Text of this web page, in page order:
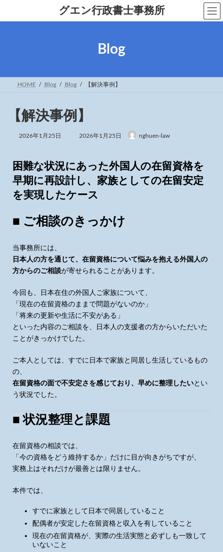
グエン行政書士事務所
Blog
HOME Blog Blog 【解決事例】
【解決事例】
2026年1月25日 2026年1月25日 nghuen-law
困難な状況にあった外国人の在留資格を
早期に再設計し、家族としての在留安定
を実現したケース
■ ご相談のきっかけ
当事務所には、
日本人の方を通じて、在留資格について悩みを抱える外国人の
方からのご相談が寄せられることがあります。
今回も、日本在住の外国人ご家族について、
「現在の在留資格のままで問題がないのか」
「将来の更新や生活に不安がある」
といった内容のご相談を、日本人の支援者の方からいただいた
ことがきっかけでした。
ご本人としては、すでに日本で家族と同居し生活しているもの
の、
在留資格の面で不安定さを感じており、早めに整理したいとい
う状況でした。
■ 状況整理と課題
在留資格の相談では、
「今の資格をどう維持するか」だけに目が向きがちですが、
実務上はそれだけが最善とは限りません。
本件では、
すでに家族として日本で同居していること
配偶者が安定した在留資格と収入を有していること
現在の在留資格が、実際の生活実態と必ずしも一致して
いないこと